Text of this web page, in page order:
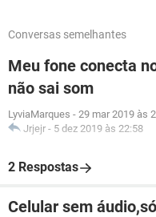
Conversas semelhantes
Meu fone conecta
não sai som
LyviaMarques - 29 mar 2019 às
Jrjejr - 5 dez 2019 às 22:58
2 Respostas
Celular sem